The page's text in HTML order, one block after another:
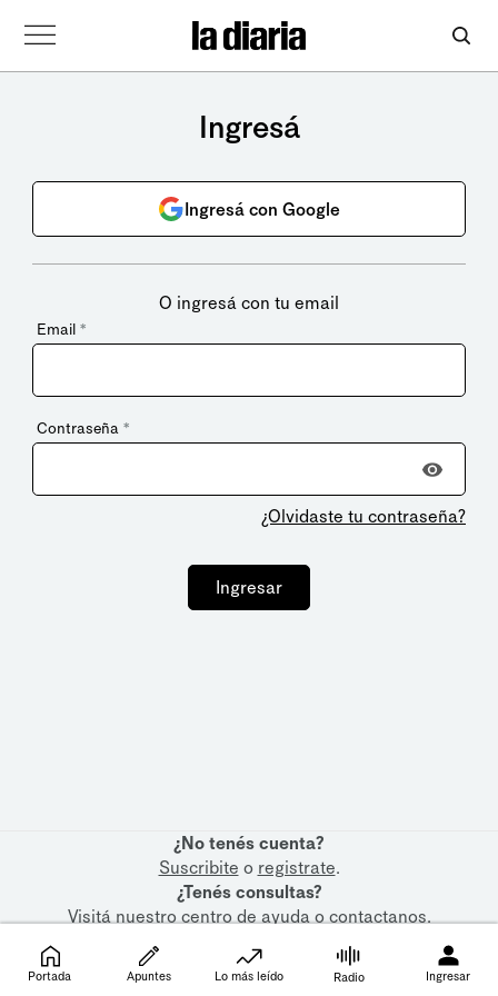
Ingresá
Ingresá con Google
O ingresá con tu email
Email *
Contraseña *
¿Olvidaste tu contraseña?
Ingresar
¿No tenés cuenta?
Suscribite o registrate.
¿Tenés consultas?
Visitá nuestrocentro de ayudaocontactanos.
Portada Apuntes Lo más leído Radio Ingresar